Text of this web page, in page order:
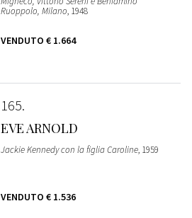
Ruoppolo, Milano, 1948
VENDUTO € 1.664
165
EVE ARNOLD
Jackie Kennedy con la figlia Caroline, 1959
VENDUTO € 1.536